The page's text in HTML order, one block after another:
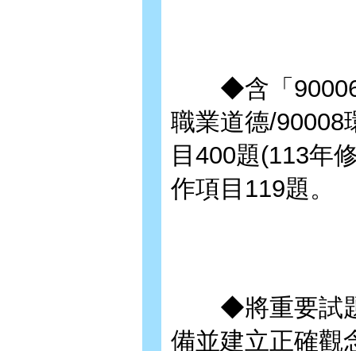
◆含「90006
職業道德/90008
目400題(113年
作項目119題。
◆將重要試題
備並建立正確觀